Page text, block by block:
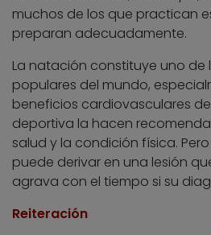
muchos de los que practican
preparan adecuadamente.
La natación constituye uno de
populares del mundo,
beneficios cardiovasculares
deportiva la hacen
salud y la condición física.
puede derivar en una lesión
agrava con el tiempo si su
Reiteración